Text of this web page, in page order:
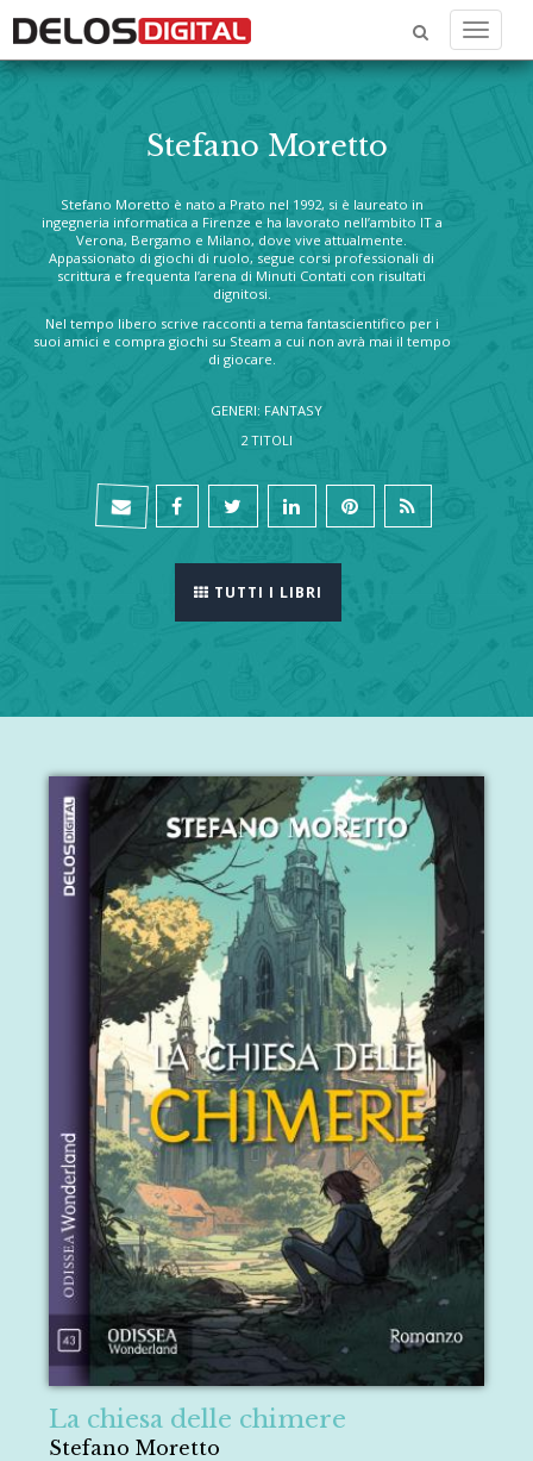
Menu
Stefano Moretto
Stefano Moretto è nato a Prato nel 1992, si è laureato in
ingegneria informatica a Firenze e ha lavorato nell’ambito IT a
Verona, Bergamo e Milano, dove vive attualmente.
Appassionato di giochi di ruolo, segue corsi professionali di
scrittura e frequenta l’arena di Minuti Contati con risultati
dignitosi.
Nel tempo libero scrive racconti a tema fantascientifico per i
suoi amici e compra giochi su Steam a cui non avrà mai il tempo
di giocare.
GENERI: FANTASY
2 TITOLI
TUTTI I LIBRI
La chiesa delle chimere
Stefano Moretto